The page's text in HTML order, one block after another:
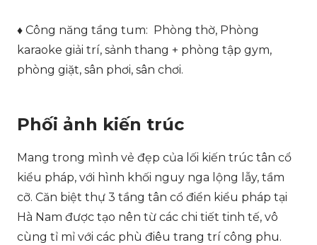
♦ Công năng tầng tum: Phòng thờ, Phòng
karaoke giải trí, sảnh thang + phòng tập gym,
phòng giặt, sân phơi, sân chơi.
Phối ảnh kiến trúc
Mang trong mình vẻ đẹp của lối kiến trúc tân cổ
kiểu pháp, với hình khối nguy nga lộng lẫy, tầm
cỡ. Căn biệt thự 3 tầng tân cổ điển kiểu pháp tại
Hà Nam được tạo nên từ các chi tiết tinh tế, vô
cùng tỉ mỉ với các phù điêu trang trí công phu.